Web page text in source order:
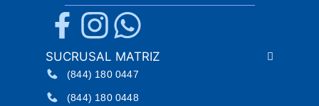
SUCRUSAL MATRIZ
(844) 180 0447
(844) 180 0448